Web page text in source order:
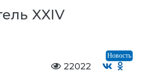
XXIV
Новость
22022